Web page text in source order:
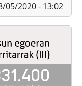
05/2020 - 13:02